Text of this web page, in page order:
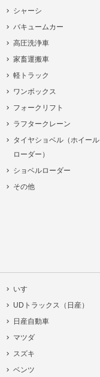
シャーシ
バキュームカー
高圧洗浄車
家畜運搬車
軽トラック
ワンボックス
フォークリフト
ラフタークレーン
タイヤショベル（ホイール
ローダー）
ショベルローダー
その他
いすゞ
UDトラックス（日産）
日産自動車
マツダ
スズキ
ベンツ